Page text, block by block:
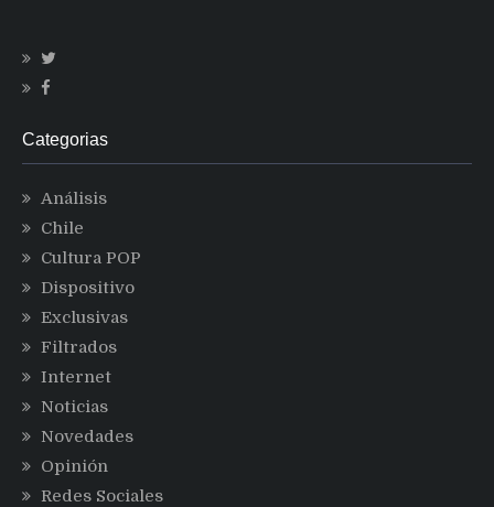
Categorias
Análisis
Chile
Cultura POP
Dispositivo
Exclusivas
Filtrados
Internet
Noticias
Novedades
Opinión
Redes Sociales